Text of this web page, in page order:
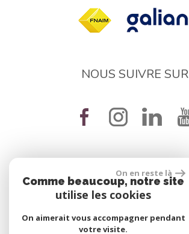
NOUS SUIVRE SUR
réalisé par
On en reste là
Comme beaucoup, notre site
utilise les cookies
On aimerait vous accompagner pendant
votre visite.